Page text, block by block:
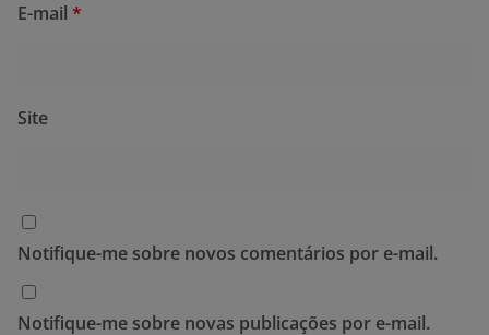
E-mail *
Site
Notifique-me sobre novos comentários por e-mail.
Notifique-me sobre novas publicações por e-mail.